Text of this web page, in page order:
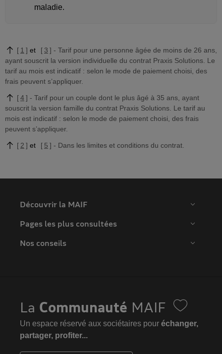
maladie.
1 3
Tarif pour une personne âgée de moins de 26 ans,
ayant souscrit la version individuelle du contrat Praxis Solutions. Le
tarif au mois est indicatif : selon le mode de paiement choisi, des
frais peuvent s’appliquer.
4
Tarif pour un couple dont le plus âgé à 35 ans, ayant
souscrit la version famille du contrat Praxis Solutions. Le tarif au
mois est indicatif : selon le mode de paiement choisi, des frais
peuvent s’appliquer.
2 5 Dans les limites et conditions du contrat.
Découvrir la MAIF
Pages les plus consultées
Nos conseils
La Communauté MAIF
Un espace réservé aux sociétaires pour échanger,
partager, profiter...